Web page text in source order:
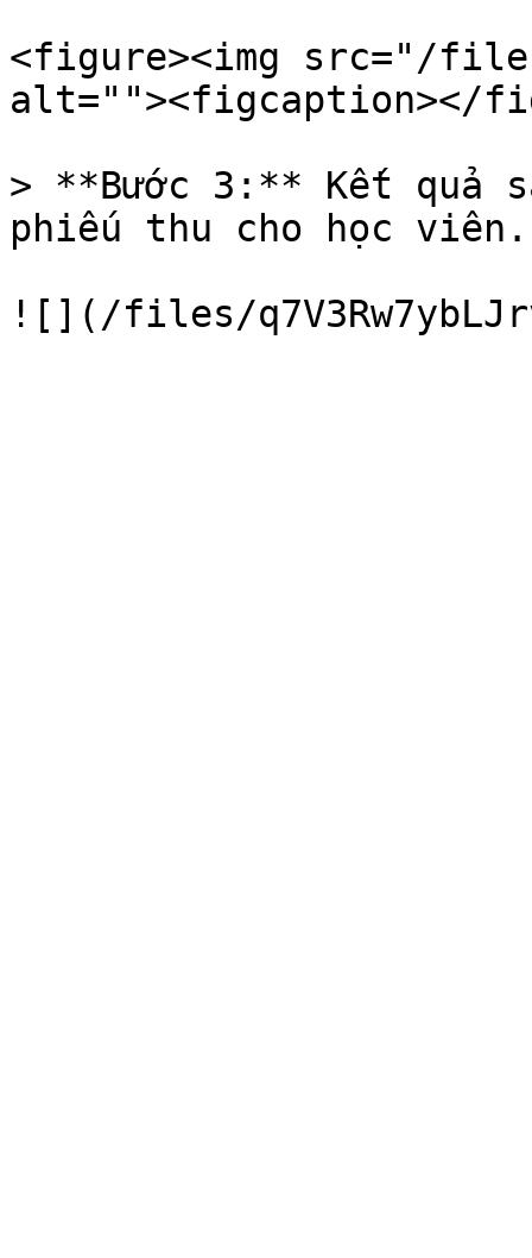
<figure><img src="/files/
alt=""><figcaption></
> **Bước 3:** Kết quả
phiếu thu cho học viên.